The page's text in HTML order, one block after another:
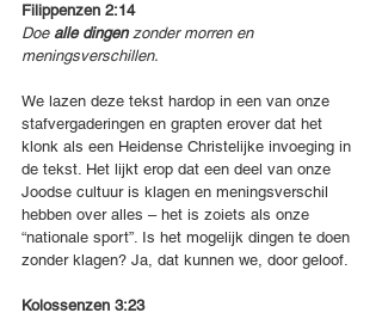
Filippenzen 2:14
Doe alle dingen zonder morren en
meningsverschillen.
We lazen deze tekst hardop in een van onze
stafvergaderingen en grapten erover dat het
klonk als een Heidense Christelijke invoeging in
de tekst. Het lijkt erop dat een deel van onze
Joodse cultuur is klagen en meningsverschil
hebben over alles – het is zoiets als onze
“nationale sport”. Is het mogelijk dingen te doen
zonder klagen? Ja, dat kunnen we, door geloof.
Kolossenzen 3:23